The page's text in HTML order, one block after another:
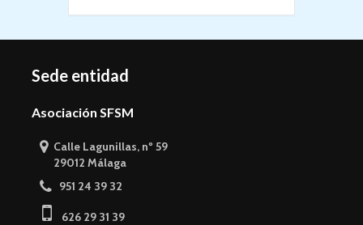
Sede entidad
Asociación SFSM
Calle Lagunillas, nº 59
29012 Málaga
951 24 39 32
626 29 31 39